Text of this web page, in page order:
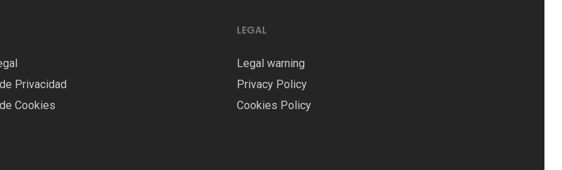
Privacidad
Cookies
LEGAL
Legal warning
Privacy Policy
Cookies Policy